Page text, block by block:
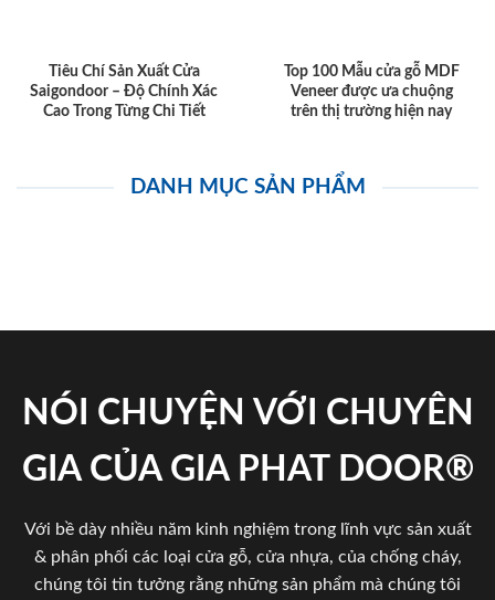
Tiêu Chí Sản Xuất Cửa
Saigondoor – Độ Chính Xác
Cao Trong Từng Chi Tiết
Top 100 Mẫu cửa gỗ MDF
Veneer được ưa chuộng
trên thị trường hiện nay
DANH MỤC SẢN PHẨM
NÓI CHUYỆN VỚI CHUYÊN
GIA CỦA GIA PHAT DOOR®
Với bề dày nhiều năm kinh nghiệm trong lĩnh vực sản xuất
& phân phối các loại cửa gỗ, cửa nhựa, của chống cháy,
chúng tôi tin tưởng rằng những sản phẩm mà chúng tôi